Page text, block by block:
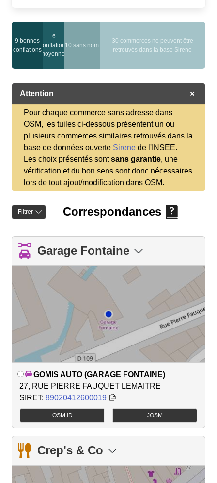
9 bonnes
conflations
6
conflations
moyennes
10 sans nom
30 commerces ne peuvent être
retrouvés dans la base Sirene
Attention
Pour chaque commerce sans adresse dans
OSM, les tuiles ci-dessous présentent un ou
plusieurs commerces similaires retrouvés dans la
base de données ouverte Sirene de l'INSEE.
Les choix présentés sontsans garantie, une
vérification et du bon sens sont donc nécessaires
lors de tout ajout/modification dans OSM.
Filtrer Correspondances
Garage Fontaine
GOMIS AUTO (GARAGE FONTAINE)
27, RUE PIERRE FAUQUET LEMAITRE
SIRET: 89020412600019
OSM iD JOSM
Crep's & Co